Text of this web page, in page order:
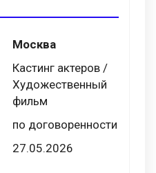
Москва
Кастинг актеров /
Художественный
фильм
по договоренности
27.05.2026